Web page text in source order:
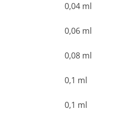
0,04 ml
0,06 ml
0,08 ml
0,1 ml
0,1 ml